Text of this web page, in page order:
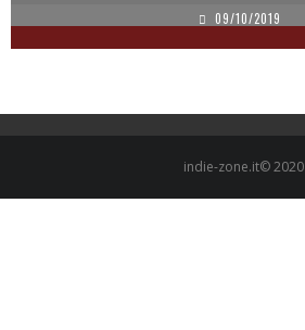
09/10/2019
indie-zone.it© 2020